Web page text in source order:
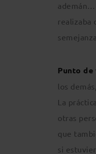
ademán…
realizaba
Punto
los
La
otras
que
si